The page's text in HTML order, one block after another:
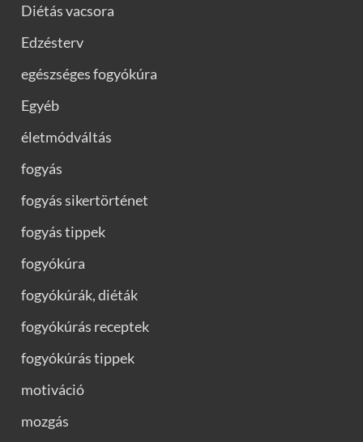
Diétás vacsora
Edzésterv
egészséges fogyókúra
Egyéb
életmódváltás
fogyás
fogyás sikertörténet
fogyás tippek
fogyókúra
fogyókúrák, diéták
fogyókúrás receptek
fogyókúrás tippek
motiváció
mozgás